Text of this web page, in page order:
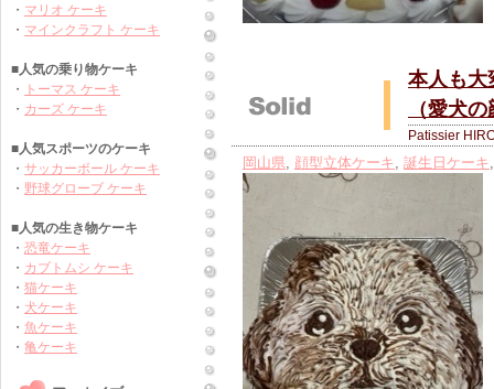
本人も
（愛犬
Patissier
岡山県, 顔型立体ケーキ, 誕生日ケーキ
・ マリオ ケーキ
・ マインクラフト ケーキ
■人気の乗り物ケーキ
・
トーマス ケーキ
・ カーズ ケーキ
■人気スポーツのケーキ
・ サッカーボール ケーキ
・ 野球グローブ ケーキ
■人気の生き物ケーキ
・ 恐竜ケーキ
・ カブトムシ ケーキ
・ 猫ケーキ
・ 犬ケーキ
・ 魚ケーキ
・ 亀ケーキ